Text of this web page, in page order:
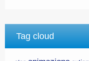
Tag cloud